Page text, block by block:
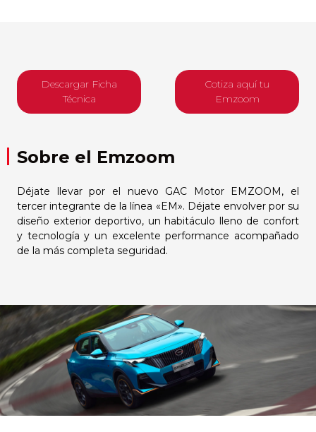
Descargar Ficha
Técnica
Cotiza aquí tu
Emzoom
Sobre el Emzoom
Déjate llevar por el nuevo GAC Motor EMZOOM, el
tercer integrante de la línea «EM». Déjate envolver por su
diseño exterior deportivo, un habitáculo lleno de confort
y tecnología y un excelente performance acompañado
de la más completa seguridad.